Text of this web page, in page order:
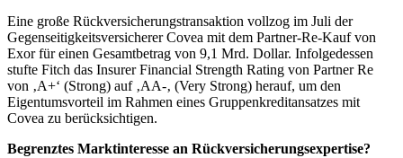
Eine große Rückversicherungstransaktion vollzog im Juli der
Gegenseitigkeitsversicherer Covea mit dem Partner-Re-Kauf von
Exor für einen Gesamtbetrag von 9,1 Mrd. Dollar. Infolgedessen
stufte Fitch das Insurer Financial Strength Rating von Partner Re
von ‚A+‘ (Strong) auf ‚AA-‚ (Very Strong) herauf, um den
Eigentumsvorteil im Rahmen eines Gruppenkreditansatzes mit
Covea zu berücksichtigen.
Begrenztes Marktinteresse an Rückversicherungsexpertise?